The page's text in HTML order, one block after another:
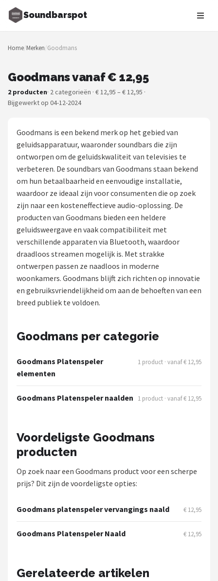
Soundbarspot
Zoeken
NAVIGATIE
Merken
Muziekstijlen
Sonos
Samsung
Shop
POPULAIRE MERKEN
Power Dynamics
Soundskins
ArtSound
JBL
Dali
Carlinkit
Alle merken →
Home/Merken/Goodmans
Goodmans vanaf € 12,95
2 producten· 2 categorieën · € 12,95 – € 12,95 ·
Bijgewerkt op 04-12-2024
Goodmans is een bekend merk op het gebied van
geluidsapparatuur, waaronder soundbars die zijn
ontworpen om de geluidskwaliteit van televisies te
verbeteren. De soundbars van Goodmans staan bekend
om hun betaalbaarheid en eenvoudige installatie,
waardoor ze ideaal zijn voor consumenten die op zoek
zijn naar een kosteneffectieve audio-oplossing. De
producten van Goodmans bieden een heldere
geluidsweergave en vaak compatibiliteit met
verschillende apparaten via Bluetooth, waardoor
draadloos streamen mogelijk is. Met strakke
ontwerpen passen ze naadloos in moderne
woonkamers. Goodmans blijft zich richten op innovatie
en gebruiksvriendelijkheid om aan de behoeften van een
breed publiek te voldoen.
Goodmans per categorie
Goodmans Platenspeler
elementen
1 product · vanaf € 12,95
Goodmans Platenspeler naalden 1 product · vanaf € 12,95
Voordeligste Goodmans
producten
Op zoek naar een Goodmans product voor een scherpe
prijs? Dit zijn de voordeligste opties:
Goodmans platenspeler vervangings naald € 12,95
Goodmans Platenspeler Naald € 12,95
Gerelateerde artikelen